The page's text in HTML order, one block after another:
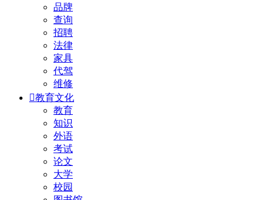
品牌
查询
招聘
法律
家具
代驾
维修
教育文化
教育
知识
外语
考试
论文
大学
校园